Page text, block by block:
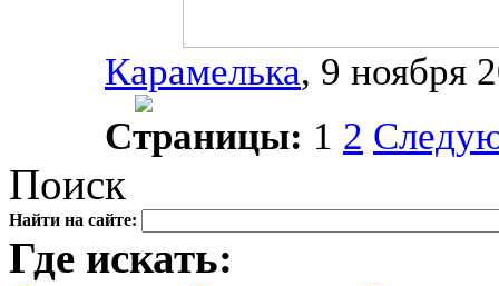
Карамелька, 9 ноября
Страницы: 1 2
Поиск
Найти на сайте:
Где искать: